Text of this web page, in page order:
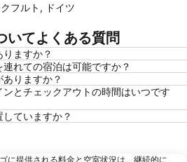
Darmstadt-Ost
Nordend-West
Ostend
Höchst
Neroberg
Frankfurt Book Fair
フルト, ドイツ
てよくある質問
ますか？
れての宿泊は可能ですか？
りますか？
とチェックアウトの時間はいつです
ていますか？
に提供される料金と空室状況は、継続的に